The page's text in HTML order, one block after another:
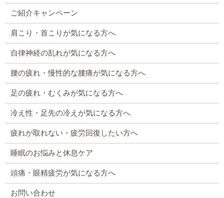
ご紹介キャンペーン
肩こり・首こりが気になる方へ
自律神経の乱れが気になる方へ
腰の疲れ・慢性的な腰痛が気になる方へ
足の疲れ・むくみが気になる方へ
冷え性・足先の冷えが気になる方へ
疲れが取れない・疲労回復したい方へ
睡眠のお悩みと休息ケア
頭痛・眼精疲労が気になる方へ
お問い合わせ